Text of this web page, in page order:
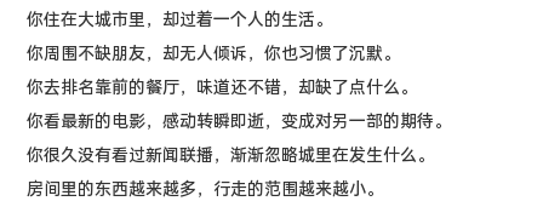
你住在大城市里，却过着一个人的生活。
你周围不缺朋友，却无人倾诉，你也习惯了沉默。
你去排名靠前的餐厅，味道还不错，却缺了点什么。
你看最新的电影，感动转瞬即逝，变成对另一部的期待。
你很久没有看过新闻联播，渐渐忽略城里在发生什么。
房间里的东西越来越多，行走的范围越来越小。